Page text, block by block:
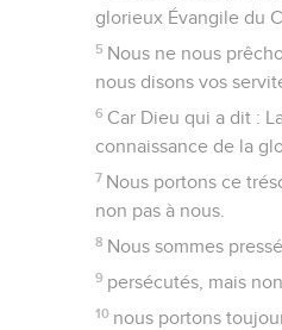
glorieux Évangile du
5 Nous ne nous
nous disons vos
6 Car Dieu qui a dit :
connaissance de la
7 Nous portons ce
non pas à nous.
8 Nous sommes
9 persécutés, mais
10 nous portons